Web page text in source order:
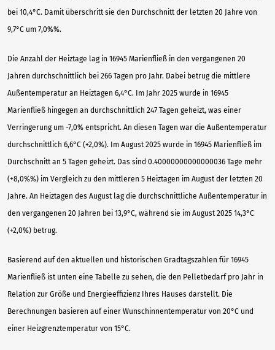
bei 10,4°C. Damit überschritt sie den Durchschnitt der letzten 20 Jahre von
9,7°C um 7,0%%.
Die Anzahl der Heiztage lag in 16945 Marienfließ in den vergangenen 20
Jahren durchschnittlich bei 266 Tagen pro Jahr. Dabei betrug die mittlere
Außentemperatur an Heiztagen 6,4°C. Im Jahr 2025 wurde in 16945
Marienfließ hingegen an durchschnittlich 247 Tagen geheizt, was einer
Verringerung um -7,0% entspricht. An diesen Tagen war die Außentemperatur
durchschnittlich 6,6°C (+2,0%). Im August 2025 wurde in 16945 Marienfließ im
Durchschnitt an 5 Tagen geheizt. Das sind 0.40000000000000036 Tage mehr
(+8,0%%) im Vergleich zu den mittleren 5 Heiztagen im August der letzten 20
Jahre. An Heiztagen des August lag die durchschnittliche Außentemperatur in
den vergangenen 20 Jahren bei 13,9°C, während sie im August 2025 14,3°C
(+2,0%) betrug.
Basierend auf den aktuellen und historischen Gradtagszahlen für 16945
Marienfließ ist unten eine Tabelle zu sehen, die den Pelletbedarf pro Jahr in
Relation zur Größe und Energieeffizienz Ihres Hauses darstellt. Die
Berechnungen basieren auf einer Wunschinnentemperatur von 20°C und
einer Heizgrenztemperatur von 15°C.